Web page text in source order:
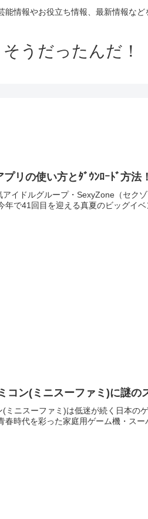
情報やお役立ち情報、最新情報など
うだったんだ！
リの使い方とﾀﾞｳﾝﾛｰﾄﾞ方
アイドルグループ・SexyZone（セク
年で41回目を迎える真夏のビッグイ
コン(ミニスーファミ)に謎
(ミニスーファミ)は低迷が続く日本の
春時代を彩った家庭用ゲーム機・ス